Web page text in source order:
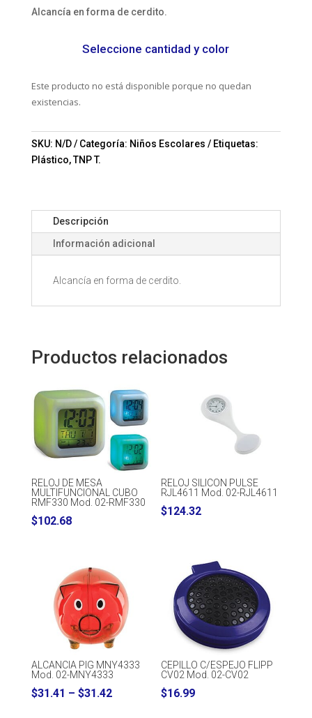
Alcancía en forma de cerdito.
Seleccione cantidad y color
Este producto no está disponible porque no quedan
existencias.
SKU: N/D Categoría: Niños Escolares
Etiquetas:
Plástico,TNP T.
Descripción
Información adicional
Alcancía en forma de cerdito.
Productos relacionados
RELOJ DE MESA
MULTIFUNCIONAL CUBO
RMF330 Mod. 02-RMF330
$102.68
RELOJ SILICON PULSE
RJL4611 Mod. 02-RJL4611
$124.32
ALCANCIA PIG MNY4333
Mod. 02-MNY4333
$31.41 – $31.42Price
CEPILLO C/ESPEJO FLIPP
CV02 Mod. 02-CV02
$16.99